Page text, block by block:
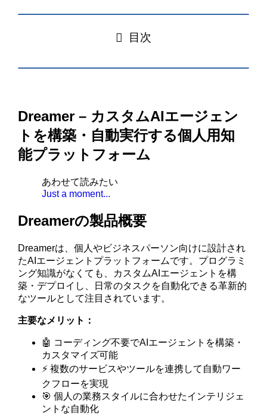
目次
Dreamer – カスタムAIエージェン
トを構築・自動実行する個人用知
能プラットフォーム
あわせて読みたい
Just a moment...
Dreamerの製品概要
Dreamerは、個人やビジネスパーソン向けに設計され
たAIエージェントプラットフォームです。プログラミ
ング知識がなくても、カスタムAIエージェントを構
築・デプロイし、日常のタスクを自動化できる革新的
なツールとして注目されています。
主要なメリット：
🤖 コーディング不要でAIエージェントを構築・
カスタマイズ可能
⚡ 複数のサービスやツールを連携して自動ワー
クフローを実現
🎯 個人の業務スタイルに合わせたインテリジェ
ントな自動化